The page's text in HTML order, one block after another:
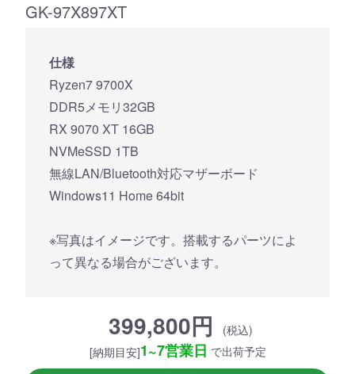
GK-97X897XT
仕様
Ryzen7 9700X
DDR5メモリ32GB
RX 9070 XT 16GB
NVMeSSD 1TB
無線LAN/Bluetooth対応マザーボード
Windows11 Home 64bit
※写真はイメージです。搭載するパーツによ
って異なる場合がございます。
399,800円
(税込)
[納期目安]1~7営業日 で出荷予定